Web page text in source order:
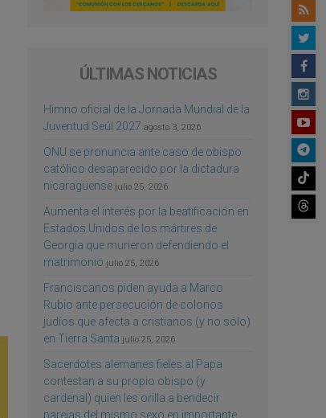
ÚLTIMAS NOTICIAS
Himno oficial de la Jornada Mundial de la
Juventud Seúl 2027 agosto 3, 2026
ONU se pronuncia ante caso de obispo
católico desaparecido por la dictadura
nicaragüense julio 25, 2026
Aumenta el interés por la beatificación en
Estados Unidos de los mártires de
Georgia que murieron defendiendo el
matrimonio julio 25, 2026
Franciscanos piden ayuda a Marco
Rubio ante persecución de colonos
judíos que afecta a cristianos (y no sólo)
en Tierra Santa julio 25, 2026
Sacerdotes alemanes fieles al Papa
contestan a su propio obispo (y
cardenal) quien les orilla a bendecir
parejas del mismo sexo en importante